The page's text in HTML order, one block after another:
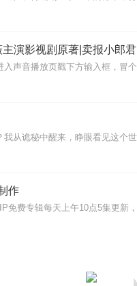
演影视剧原著|卖报小郎君
作